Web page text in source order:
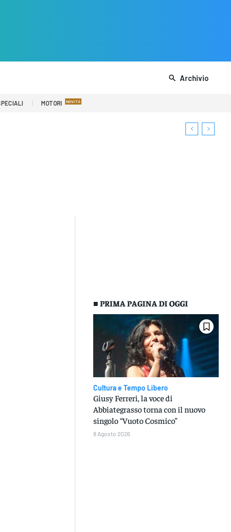
Archivio
MOTORI
■ PRIMA PAGINA DI OGGI
Cultura e Tempo Libero
Giusy Ferreri, la voce di
Abbiategrasso torna con il nuovo
singolo “Vuoto Cosmico”
8 Agosto 2026